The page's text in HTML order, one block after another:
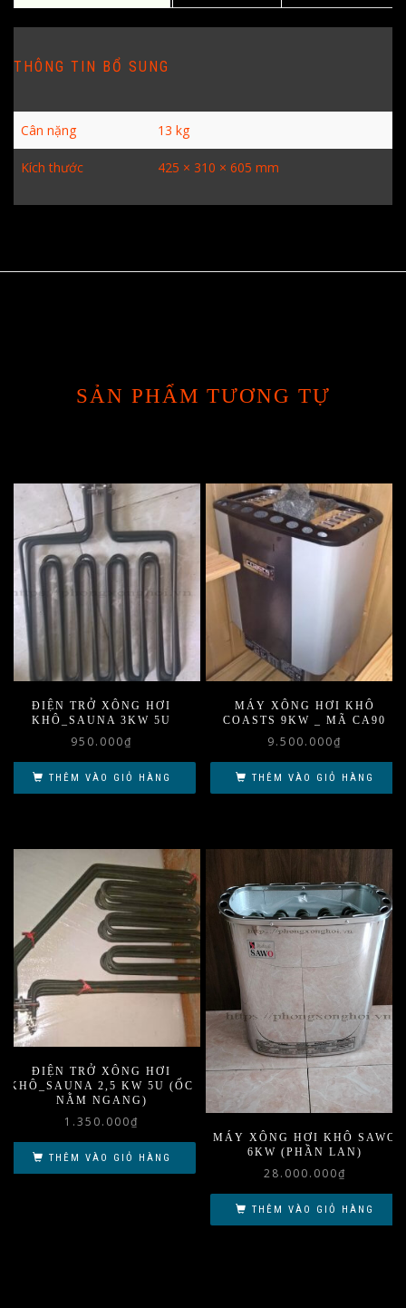
THÔNG TIN BỔ SUNG
Cân nặng 13 kg
Kích thước 425 × 310 × 605 mm
SẢN PHẨM TƯƠNG TỰ
ĐIỆN TRỞ XÔNG HƠI
KHÔ_SAUNA 3KW 5U
950.000₫
THÊM VÀO GIỎ HÀNG
MÁY XÔNG HƠI KHÔ
COASTS 9KW _ MÃ CA90
9.500.000₫
THÊM VÀO GIỎ HÀNG
ĐIỆN TRỞ XÔNG HƠI
KHÔ_SAUNA 2,5 KW 5U (ỐC
NẰM NGANG)
1.350.000₫
THÊM VÀO GIỎ HÀNG
MÁY XÔNG HƠI KHÔ SAWO
6KW (PHẦN LAN)
28.000.000₫
THÊM VÀO GIỎ HÀNG